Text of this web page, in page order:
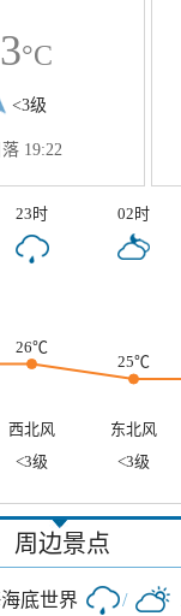
°C
<3级
落 19:22
23时 02时
26℃
25℃
西北风 东北风
<3级 <3级
周边景点
底世界 /